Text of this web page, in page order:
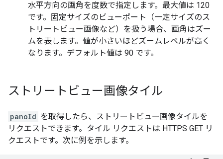
水平方向の画角を度数で指定します。最大値は 120
です。固定サイズのビューポート（一定サイズのス
トリートビュー画像など）を扱う場合、画角はズー
ムを表します。値が小さいほどズームレベルが高く
なります。デフォルト値は 90 です。
ストリートビュー画像タイル
panoId を取得したら、ストリートビュー画像タイルを
リクエストできます。タイル リクエストは HTTPS GET リ
クエストです。次に例を示します。